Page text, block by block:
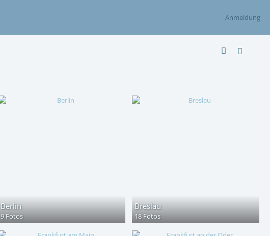
Anmeldung
Berlin
9 Fotos
Breslau
18 Fotos